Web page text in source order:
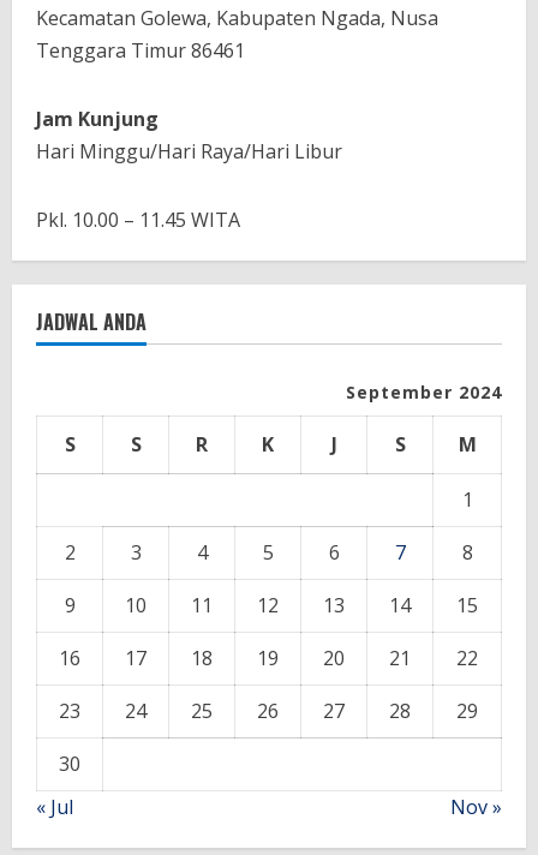
Kecamatan Golewa, Kabupaten Ngada, Nusa
Tenggara Timur 86461
Jam Kunjung
Hari Minggu/Hari Raya/Hari Libur
Pkl. 10.00 – 11.45 WITA
JADWAL ANDA
September 2024
S S R K J S M
1
2
3 4 5 6 7
8
9
10 11 12 13 14
15
16
17 18 19 20 21
22
23
24 25 26 27 28
29
30
« Jul
Nov »